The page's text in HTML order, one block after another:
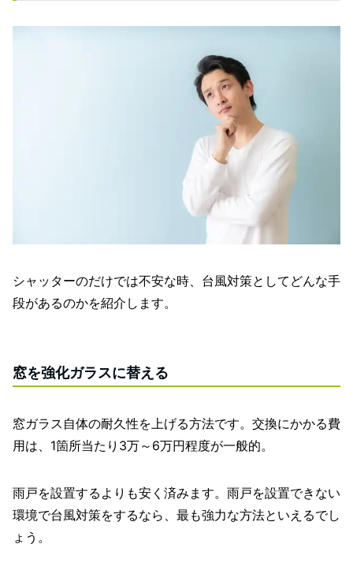
シャッターのだけでは不安な時、台風対策としてどんな手
段があるのかを紹介します。
窓を強化ガラスに替える
窓ガラス自体の耐久性を上げる方法です。交換にかかる費
用は、1箇所当たり3万～6万円程度が一般的。
雨戸を設置するよりも安く済みます。雨戸を設置できない
環境で台風対策をするなら、最も強力な方法といえるでし
ょう。